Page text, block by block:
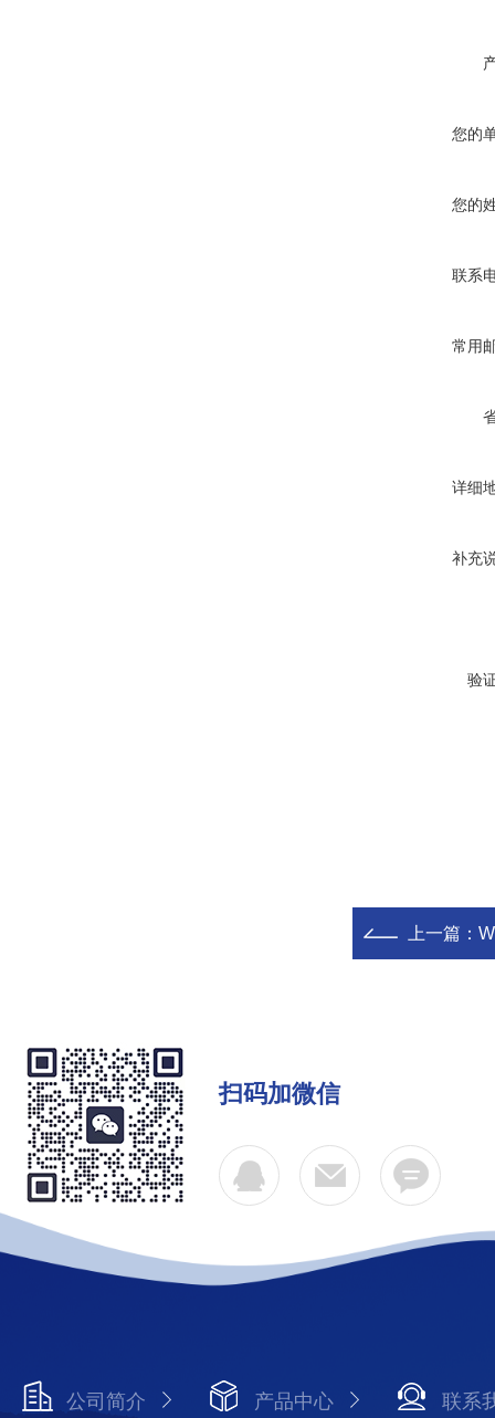
您的
您的
联系
常用
详细
补充
验
上一篇：
扫码加微信
公司简介 产品中心 联系